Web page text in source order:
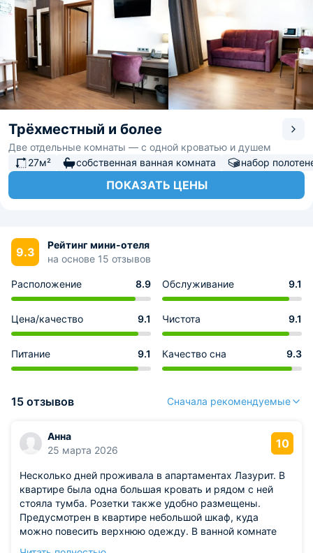
Трёхместный и более
Две отдельные комнаты — с одной кроватью и душем
27м²
собственная ванная комната набор
ПОКАЗАТЬ ЦЕНЫ
9.3
Рейтинг мини-отеля
на основе 15 отзывов
Расположение 8.9 Обслуживание 9.1
Цена/качество 9.1 Чистота 9.1
Питание 9.1 Качество сна 9.3
15 отзывов Сначала рекомендуемые
Анна
25 марта 2026
10
Несколько дней проживала в апартаментах Лазурит. В
квартире была одна большая кровать и рядом с ней
стояла тумба. Розетки также удобно размещены.
Предусмотрен в квартире небольшой шкаф, куда
можно повесить верхнюю одежду. В ванной комнате